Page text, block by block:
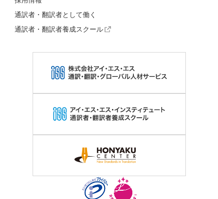
通訳者・翻訳者として働く
通訳者・翻訳者養成スクール